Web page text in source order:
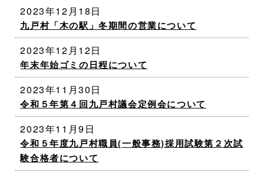
2023年12月18日
九戸村「木の駅」冬期間の営業について
2023年12月12日
年末年始ゴミの日程について
2023年11月30日
令和５年第４回九戸村議会定例会について
2023年11月9日
令和５年度九戸村職員(一般事務)採用試験第２次試
験合格者について